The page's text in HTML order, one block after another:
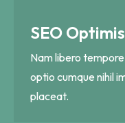
SEO
Nam libero
optio cumque nihil
placeat.